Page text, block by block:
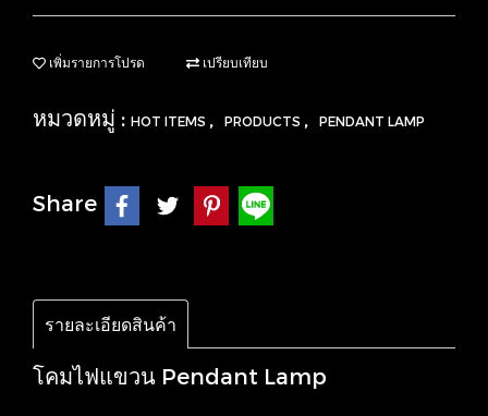
เพิ่มรายการโปรด เปรียบเทียบ
หมวดหมู่ : HOT ITEMS , PRODUCTS , PENDANT LAMP
Share
รายละเอียดสินค้า
โคมไฟแขวน Pendant Lamp